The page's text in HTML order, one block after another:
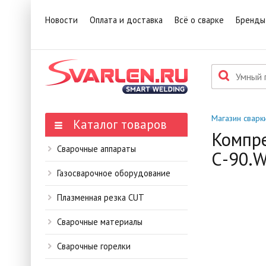
Новости Оплата и доставка Всё о сварке Бренды
Каталог товаров
Сварочные аппараты
Газосварочное оборудование
Плазменная резка CUT
Сварочные материалы
Сварочные горелки
Магазин
С-